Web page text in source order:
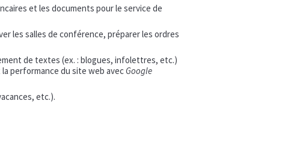
et les documents pour le service de
les salles de conférence, préparer les ordres
de textes (ex. : blogues, infolettres, etc.)
performance du site web avec Google
etc.).